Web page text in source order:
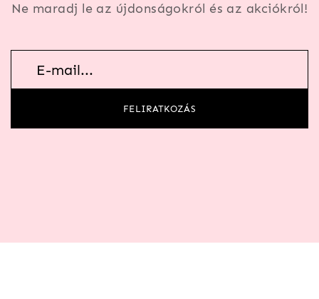
Ne maradj le az újdonságokról és az akciókról!
feliratkozás
FELIRATKOZÁS